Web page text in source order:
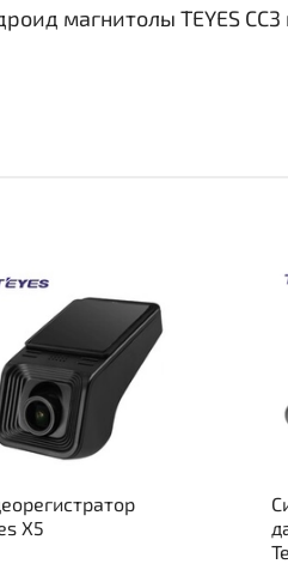
магнитолы TEYES
X5